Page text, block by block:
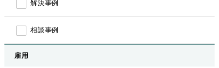
解決事例
相談事例
雇用